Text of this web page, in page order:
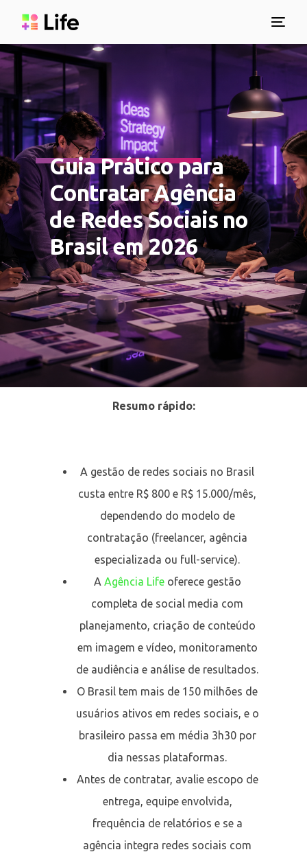
Guia Prático para
Contratar Agência
de Redes Sociais no
Brasil em 2026
Resumo rápido:
A gestão de redes sociais no Brasil
custa entre R$ 800 e R$ 15.000/mês,
dependendo do modelo de
contratação (freelancer, agência
especializada ou full-service).
A Agência Lifeoferece gestão
completa de social media com
planejamento, criação de conteúdo
em imagem e vídeo, monitoramento
de audiência e análise de resultados.
O Brasil tem mais de 150 milhões de
usuários ativos em redes sociais, e o
brasileiro passa em média 3h30 por
dia nessas plataformas.
Antes de contratar, avalie escopo de
entrega, equipe envolvida,
frequência de relatórios e se a
agência integra redes sociais com